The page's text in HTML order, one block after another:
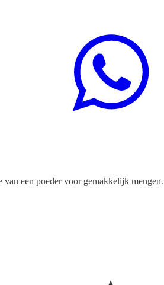
een poeder voor gemakkelijk mengen.